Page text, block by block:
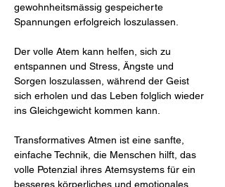
gewohnheitsmässig gespeicherte
Spannungen erfolgreich loszulassen.
Der volle Atem kann helfen, sich zu
entspannen und Stress, Ängste und
Sorgen loszulassen, während der Geist
sich erholen und das Leben folglich wieder
ins Gleichgewicht kommen kann.
Transformatives Atmen ist eine sanfte,
einfache Technik, die Menschen hilft, das
volle Potenzial ihres Atemsystems für ein
besseres körperliches und emotionales